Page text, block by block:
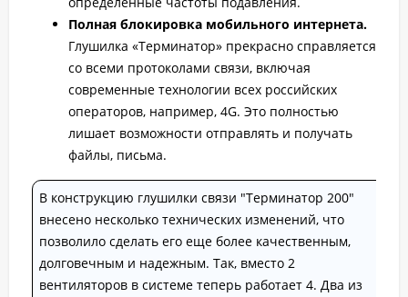
Полная блокировка мобильного интернета.
Глушилка «Терминатор» прекрасно справляется
со всеми протоколами связи, включая
современные технологии всех российских
операторов, например, 4G. Это полностью
лишает возможности отправлять и получать
файлы, письма.
В конструкцию глушилки связи "Терминатор 200"
внесено несколько технических изменений, что
позволило сделать его еще более качественным,
долговечным и надежным. Так, вместо 2
вентиляторов в системе теперь работает 4. Два из